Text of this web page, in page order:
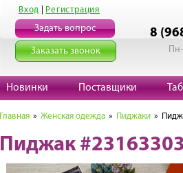
Вход Регистрация
Задать вопрос
Заказать звонок
8
Новинки Поставщики
Главная » Женская одежда » Пиджаки »
Пиджак #23163303